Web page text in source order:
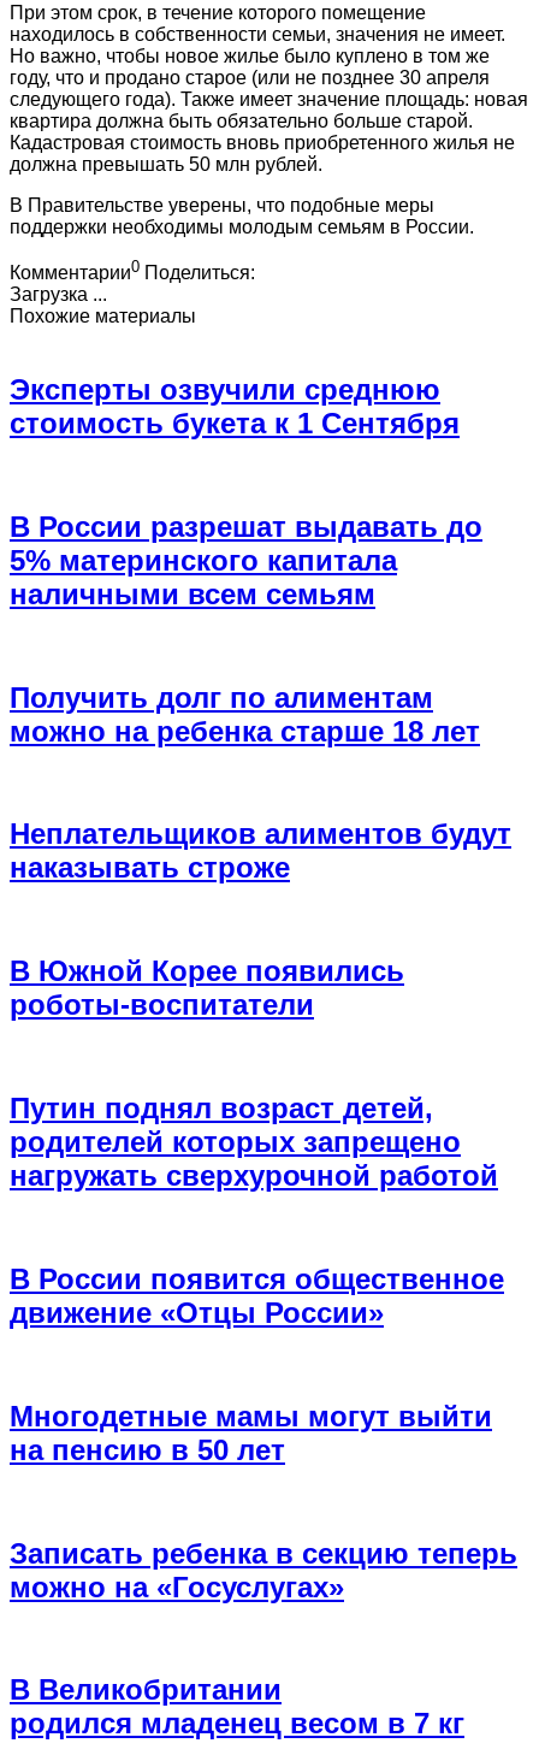
При этом срок, в течение которого помещение
находилось в собственности семьи, значения не имеет.
Но важно, чтобы новое жилье было куплено в том же
году, что и продано старое (или не позднее 30 апреля
следующего года). Также имеет значение площадь: новая
квартира должна быть обязательно больше старой.
Кадастровая стоимость вновь приобретенного жилья не
должна превышать 50 млн рублей.
В Правительстве уверены, что подобные меры
поддержки необходимы молодым семьям в России.
Комментарии0 Поделиться:
Загрузка ...
Похожие материалы
Эксперты озвучили среднюю
стоимость букета к 1 Сентября
В России разрешат выдавать до
5% материнского капитала
наличными всем семьям
Получить долг по алиментам
можно на ребенка старше 18 лет
Неплательщиков алиментов будут
наказывать строже
В Южной Корее появились
роботы-воспитатели
Путин поднял возраст детей,
родителей которых запрещено
нагружать сверхурочной работой
В России появится общественное
движение «Отцы России»
Многодетные мамы могут выйти
на пенсию в 50 лет
Записать ребенка в секцию теперь
можно на «Госуслугах»
В Великобритании
родился младенец весом в 7 кг